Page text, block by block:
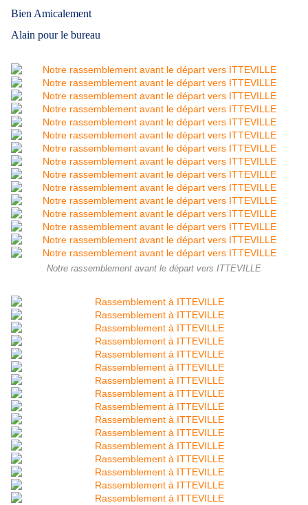
Bien Amicalement
Alain pour le bureau
Notre rassemblement avant le départ vers ITTEVILLE